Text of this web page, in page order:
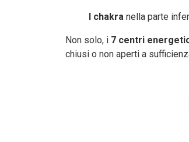
I chakra nella parte
Non solo, i 7 centri
chiusi o non aperti a